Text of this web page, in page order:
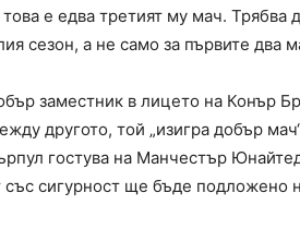
е едва третият му мач. Трябва
сезон, а не само за първите два
заместник в лицето на Конър
другото, той „изигра добър
гостува на Манчестър
сигурност ще бъде подложено